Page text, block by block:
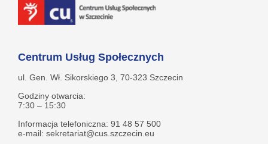
Centrum Usług Społecznych
ul. Gen. Wł. Sikorskiego 3, 70-323 Szczecin
Godziny otwarcia:
7:30 – 15:30
Informacja telefoniczna: 91 48 57 500
e-mail: sekretariat@cus.szczecin.eu